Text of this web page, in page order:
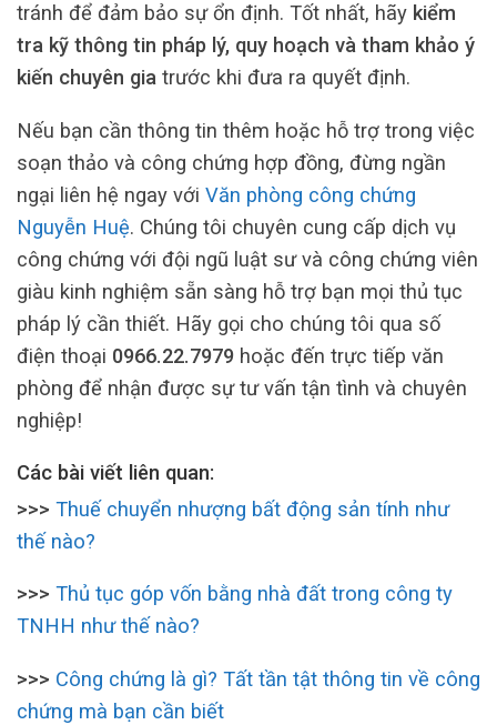
tránh để đảm bảo sự ổn định. Tốt nhất, hãy kiểm
tra kỹ thông tin pháp lý, quy hoạch và tham khảo ý
kiến chuyên gia trước khi đưa ra quyết định.
Nếu bạn cần thông tin thêm hoặc hỗ trợ trong việc
soạn thảo và công chứng hợp đồng, đừng ngần
ngại liên hệ ngay với Văn phòng công chứng
Nguyễn Huệ. Chúng tôi chuyên cung cấp dịch vụ
công chứng với đội ngũ luật sư và công chứng viên
giàu kinh nghiệm sẵn sàng hỗ trợ bạn mọi thủ tục
pháp lý cần thiết. Hãy gọi cho chúng tôi qua số
điện thoại 0966.22.7979 hoặc đến trực tiếp văn
phòng để nhận được sự tư vấn tận tình và chuyên
nghiệp!
Các bài viết liên quan:
>>> Thuế chuyển nhượng bất động sản tính như
thế nào?
>>> Thủ tục góp vốn bằng nhà đất trong công ty
TNHH như thế nào?
>>> Công chứng là gì? Tất tần tật thông tin về công
chứng mà bạn cần biết